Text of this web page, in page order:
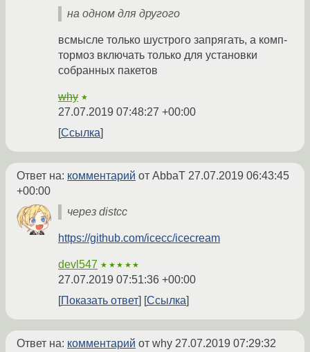
на одном для другого
всмысле только шустрого запрягать, а комп-
тормоз включать только для установки
собранных пакетов
why ★
27.07.2019 07:48:27 +00:00
Ссылка
Ответ на: комментарий от AbbaT 27.07.2019 06:43:45
+00:00
через distcc
https://github.com/icecc/icecream
devl547 ★★★★★
27.07.2019 07:51:36 +00:00
Показать ответ
Ссылка
Ответ на: комментарий от why 27.07.2019 07:29:32